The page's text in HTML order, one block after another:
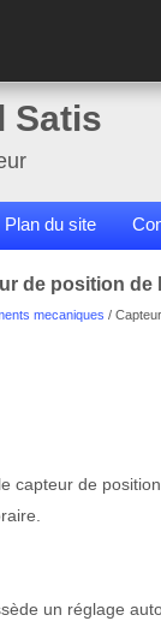
Satis
Plan du site
de position de
mecaniques /
capteur de
un réglage